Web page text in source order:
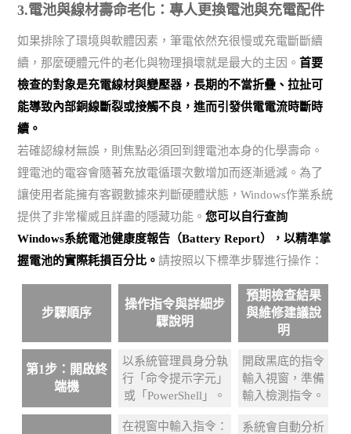
3.電池與線材壽命老化：專人更換電池與充電配件
如果排除了環境與軟體因素，筆電依然充很慢或充電斷斷續
續，那麼硬體元件的老化與物理損壞就是最大的主因。首要
檢查的對象是充電線材與變壓器，長期的不當折疊、拉扯可
能導致內部銅線斷裂或接觸不良，進而引發供電電流時斷時
續。
若確認線材無誤，則焦點必須回到鋰電池本身的化學壽命。
鋰電池的電容會隨著充放電循環次數增加而逐漸遞減。為了
讓使用者能擁有客觀數據來判斷硬體狀態，Windows作業系統
提供了非常權威且詳盡的隱藏功能。您可以自行查詢
Windows系統電池健康度報告（Battery Report），以精準掌
握電池的實際耗損百分比。請按照以下標準步驟進行操作：
步驟順序
操作指令與詳細步
驟說明
預期檢查結果
與維修建議說
明
第1步：開啟終
端機
以系統管理員身分執
行「命令提示字元」
或「PowerShell」。
開啟黑底的指令
輸入視窗，準備
輸入檢測指令。
在視窗中輸入指令：
系統會自動分析